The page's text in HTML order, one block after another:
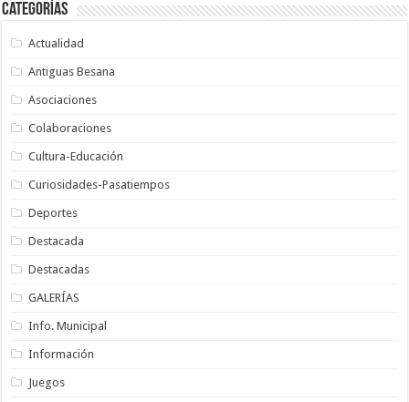
Categorías
Actualidad
Antiguas Besana
Asociaciones
Colaboraciones
Cultura-Educación
Curiosidades-Pasatiempos
Deportes
Destacada
Destacadas
GALERÍAS
Info. Municipal
Información
Juegos